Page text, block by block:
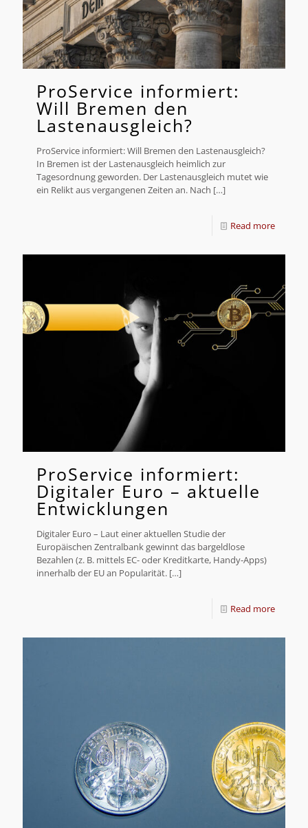
ProService informiert:
Will Bremen den
Lastenausgleich?
ProService informiert: Will Bremen den Lastenausgleich?
In Bremen ist der Lastenausgleich heimlich zur
Tagesordnung geworden. Der Lastenausgleich mutet wie
ein Relikt aus vergangenen Zeiten an. Nach […]
Read more
ProService informiert:
Digitaler Euro – aktuelle
Entwicklungen
Digitaler Euro – Laut einer aktuellen Studie der
Europäischen Zentralbank gewinnt das bargeldlose
Bezahlen (z. B. mittels EC- oder Kreditkarte, Handy-Apps)
innerhalb der EU an Popularität. […]
Read more